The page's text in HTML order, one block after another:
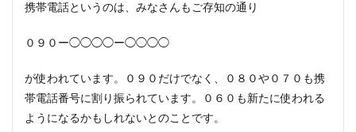
携帯電話というのは、みなさんもご存知の通り
０９０ー◯◯◯◯ー◯◯◯◯
が使われています。０９０だけでなく、０８０や０７０も携
帯電話番号に割り振られています。０６０も新たに使われる
ようになるかもしれないとのことです。